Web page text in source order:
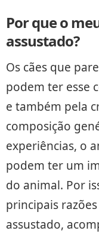
Por que o
assustado?
Os cães que
podem ter esse
e também pela
composição
experiências, o
podem ter um
do animal. Por
principais
assustado,